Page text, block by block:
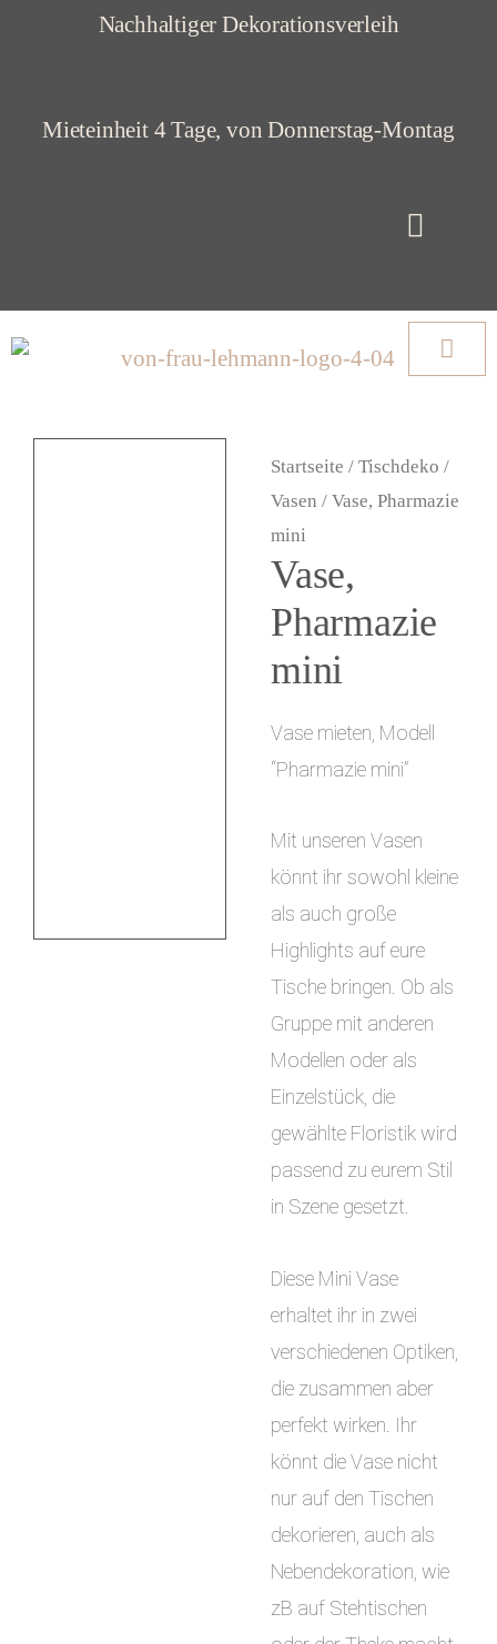
l
Nachhaltiger Dekorationsverleih
Mieteinheit 4 Tage, von Donnerstag-Montag
Startseite / Tischdeko /
Vasen / Vase, Pharmazie
mini
Vase,
Pharmazie
mini
Vase mieten, Modell
“Pharmazie mini”
Mit unseren Vasen
könnt ihr sowohl kleine
als auch große
Highlights auf eure
Tische bringen. Ob als
Gruppe mit anderen
Modellen oder als
Einzelstück, die
gewählte Floristik wird
passend zu eurem Stil
in Szene gesetzt.
Diese Mini Vase
erhaltet ihr in zwei
verschiedenen Optiken,
die zusammen aber
perfekt wirken. Ihr
könnt die Vase nicht
nur auf den Tischen
dekorieren, auch als
Nebendekoration, wie
zB auf Stehtischen